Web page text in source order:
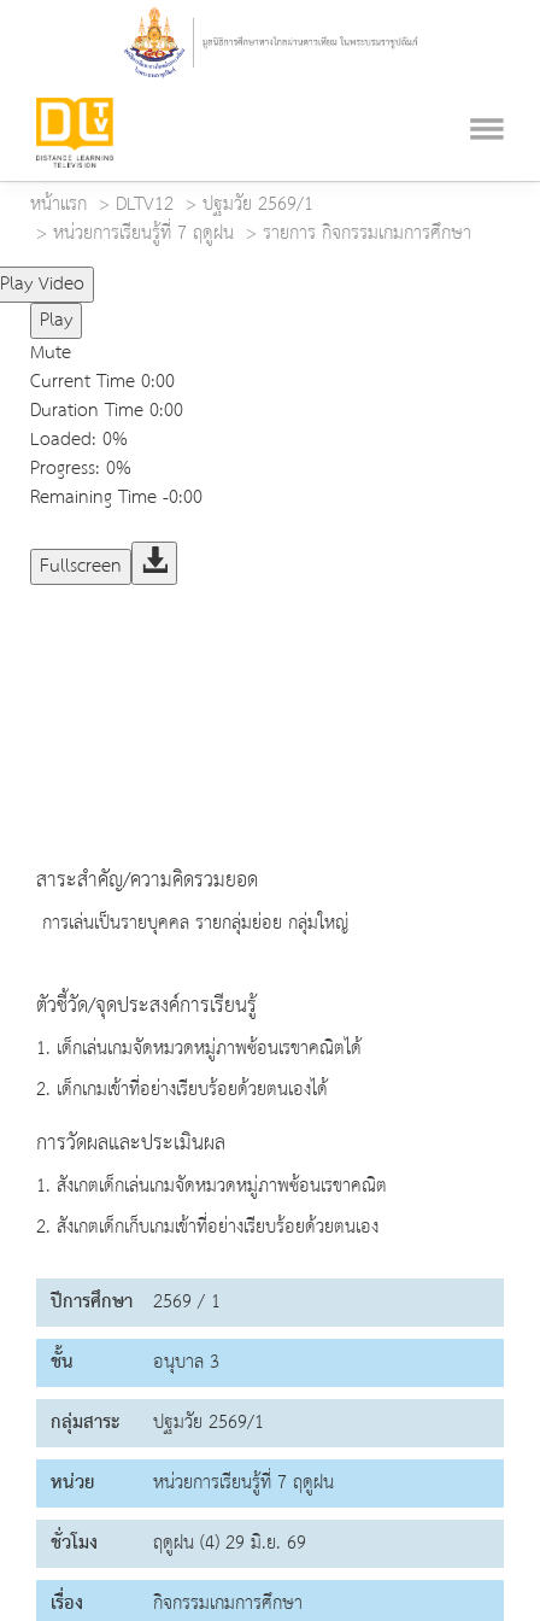
หน้าแรก DLTV12
ปฐมวัย 2569/1
หน่วยการเรียนรู้ที่ 7 ฤดูฝน
รายการ กิจกรรมเกมการศึกษา
Play Video
Play
Mute
Current Time0:00
Duration Time0:00
Loaded: 0%
Progress: 0%
Remaining Time-0:00
Fullscreen
สาระสำคัญ/ความคิดรวมยอด
การเล่นเป็นรายบุคคล รายกลุ่มย่อย กลุ่มใหญ่
ตัวชี้วัด/จุดประสงค์การเรียนรู้
1. เด็กเล่นเกมจัดหมวดหมู่ภาพซ้อนเรขาคณิตได้
2. เด็กเกมเข้าที่อย่างเรียบร้อยด้วยตนเองได้
การวัดผลและประเมินผล
1. สังเกตเด็กเล่นเกมจัดหมวดหมู่ภาพซ้อนเรขาคณิต
2. สังเกตเด็กเก็บเกมเข้าที่อย่างเรียบร้อยด้วยตนเอง
ปีการศึกษา 2569 / 1
ชั้น
อนุบาล 3
กลุ่มสาระ
ปฐมวัย 2569/1
หน่วย
หน่วยการเรียนรู้ที่ 7 ฤดูฝน
ชั่วโมง
ฤดูฝน (4) 29 มิ.ย. 69
เรื่อง
กิจกรรมเกมการศึกษา